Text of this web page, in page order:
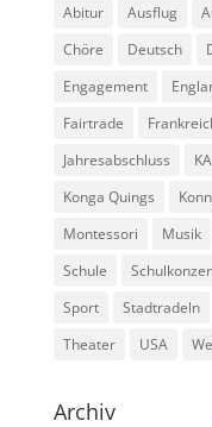
Abitur Ausflug
Chöre
Deutsch
Engagement
Fairtrade
Jahresabschluss
Konga Quings
Montessori
Musik
Schule
Sport
Stadtradeln
Theater
USA
Archiv